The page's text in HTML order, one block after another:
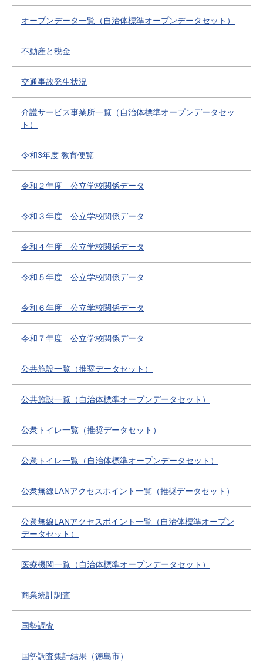
オープンデータ一覧（自治体標準オープンデータセット）
不動産と税金
交通事故発生状況
介護サービス事業所一覧（自治体標準オープンデータセッ
ト）
令和3年度 教育便覧
令和２年度 公立学校関係データ
令和３年度 公立学校関係データ
令和４年度 公立学校関係データ
令和５年度 公立学校関係データ
令和６年度 公立学校関係データ
令和７年度 公立学校関係データ
公共施設一覧（推奨データセット）
公共施設一覧（自治体標準オープンデータセット）
公衆トイレ一覧（推奨データセット）
公衆トイレ一覧（自治体標準オープンデータセット）
公衆無線LANアクセスポイント一覧（推奨データセット）
公衆無線LANアクセスポイント一覧（自治体標準オープン
データセット）
医療機関一覧（自治体標準オープンデータセット）
商業統計調査
国勢調査
国勢調査集計結果（徳島市）